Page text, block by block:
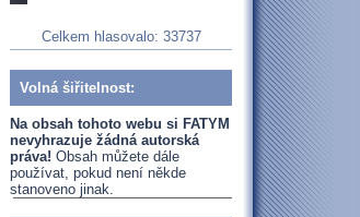
Celkem hlasovalo: 33737
Volná šiřitelnost:
Na obsah tohoto webu si FATYM
nevyhrazuje žádná autorská
práva! Obsah můžete dále
používat, pokud není někde
stanoveno jinak.